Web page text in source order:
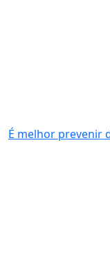
É melhor prevenir